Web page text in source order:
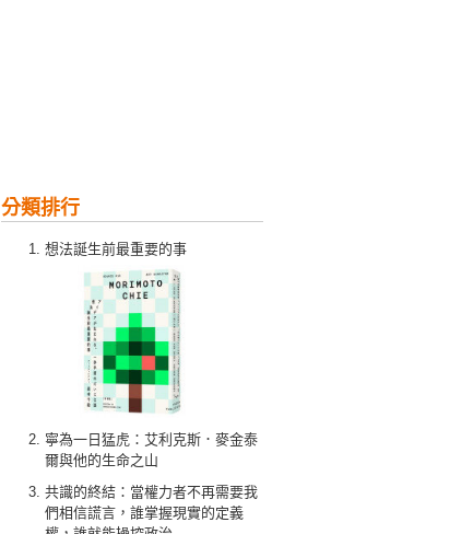
分類排行
想法誕生前最重要的事
寧為一日猛虎：艾利克斯．麥金泰
爾與他的生命之山
共識的終結：當權力者不再需要我
們相信謊言，誰掌握現實的定義